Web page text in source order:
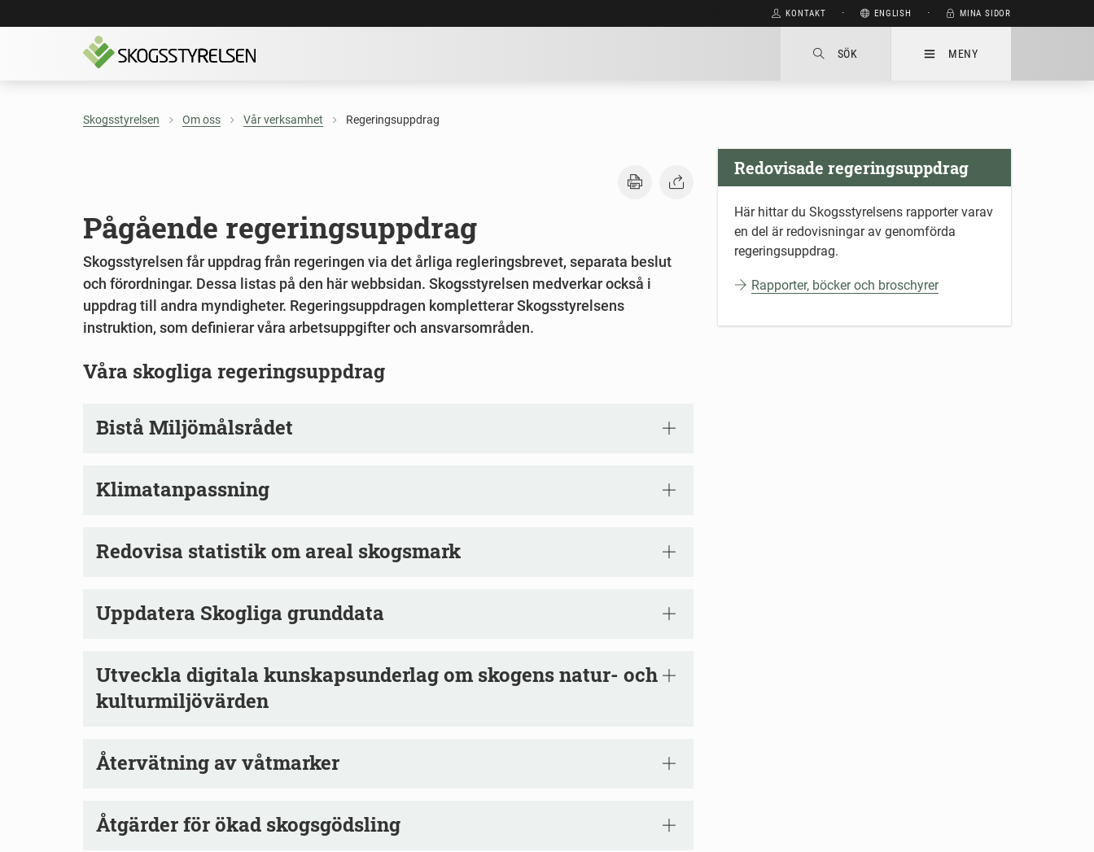
KONTAKT ⋅ ENGLISH ⋅ MINA SIDOR
SÖK MENY
Skogsstyrelsen Om oss Vår verksamhet Regeringsuppdrag
Pågående regeringsuppdrag
Skogsstyrelsen får uppdrag från regeringen via det årliga regleringsbrevet, separata beslut
och förordningar. Dessa listas på den här webbsidan. Skogsstyrelsen medverkar också i
uppdrag till andra myndigheter. Regeringsuppdragen kompletterar Skogsstyrelsens
instruktion, som definierar våra arbetsuppgifter och ansvarsområden.
Våra skogliga regeringsuppdrag
Bistå Miljömålsrådet
Klimatanpassning
Redovisa statistik om areal skogsmark
Uppdatera Skogliga grunddata
Utveckla digitala kunskapsunderlag om skogens natur- och
kulturmiljövärden
Återvätning av våtmarker
Åtgärder för ökad skogsgödsling
Redovisade regeringsuppdrag
Här hittar du Skogsstyrelsens rapporter varav
en del är redovisningar av genomförda
regeringsuppdrag.
Rapporter, böcker och broschyrer